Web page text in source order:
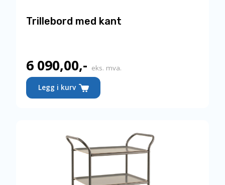
Trillebord med kant
6 090,00,- eks. mva.
Legg i kurv